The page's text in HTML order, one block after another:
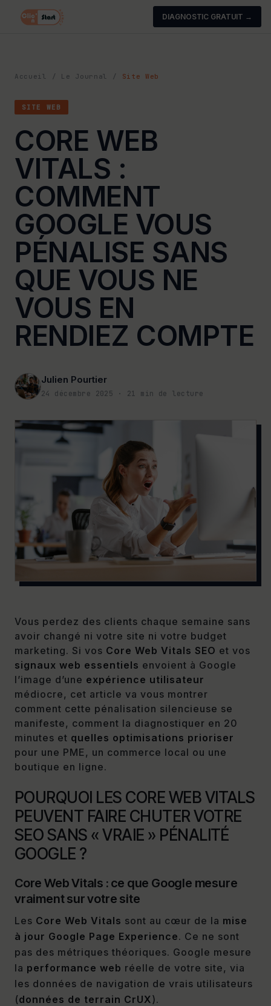
DIAGNOSTIC GRATUIT →
Accueil / Le Journal / Site Web
SITE WEB
CORE WEB
VITALS :
COMMENT
GOOGLE VOUS
PÉNALISE SANS
QUE VOUS NE
VOUS EN
RENDIEZ COMPTE
Julien Pourtier
24 décembre 2025 · 21 min de lecture
Vous perdez des clients chaque semaine sans
avoir changé ni votre site ni votre budget
marketing. Si vos Core Web Vitals SEO et vos
signaux web essentiels envoient à Google
l’image d’une expérience utilisateur
médiocre, cet article va vous montrer
comment cette pénalisation silencieuse se
manifeste, comment la diagnostiquer en 20
minutes et quelles optimisations prioriser
pour une PME, un commerce local ou une
boutique en ligne.
POURQUOI LES CORE WEB VITALS
PEUVENT FAIRE CHUTER VOTRE
SEO SANS « VRAIE » PÉNALITÉ
GOOGLE ?
Core Web Vitals : ce que Google mesure
vraiment sur votre site
Les Core Web Vitals sont au cœur de la mise
à jour Google Page Experience. Ce ne sont
pas des métriques théoriques. Google mesure
la performance web réelle de votre site, via
les données de navigation de vrais utilisateurs
(données de terrain CrUX).